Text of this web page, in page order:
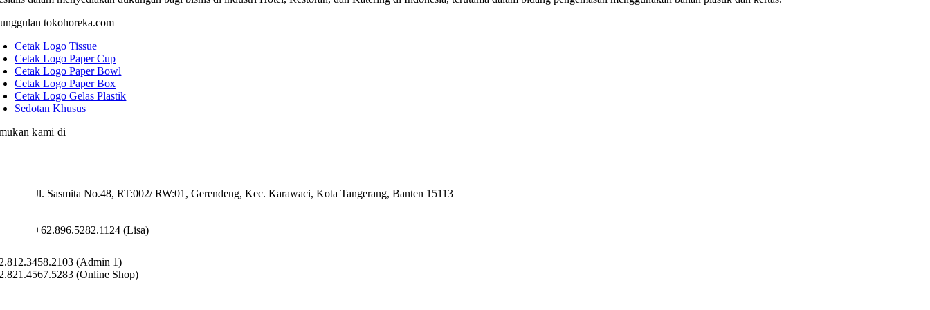
tokohoreka.com
Cetak Logo Tissue
Cetak Logo Paper Cup
Cetak Logo Paper Bowl
Cetak Logo Paper Box
Cetak Logo Gelas Plastik
Sedotan Khusus
kami di
Jl. Sasmita No.48, RT:002/ RW:01, Gerendeng, Kec. Karawaci, Kota Tangerang, Banten 15113
+62.896.5282.1124 (Lisa)
(Admin 1)
(Online Shop)